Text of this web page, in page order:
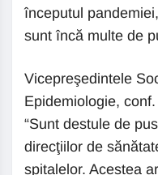
începutul
sunt încă multe de
Vicepreşedintele
Epidemiologie,
“Sunt destule de
direcţiilor de
spitalelor. Acestea